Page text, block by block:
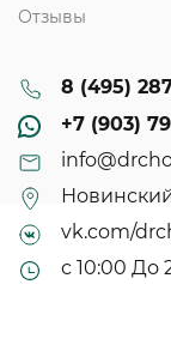
Отзывы
8 (495)
+7 (903)
vk.com/
с 10:00 До